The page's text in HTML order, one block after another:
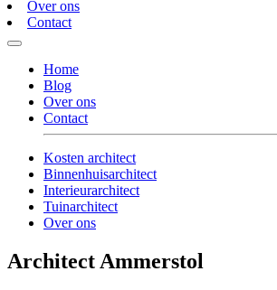
Over ons
Contact
Home
Blog
Over ons
Contact
Kosten architect
Binnenhuisarchitect
Interieurarchitect
Tuinarchitect
Over ons
Architect Ammerstol